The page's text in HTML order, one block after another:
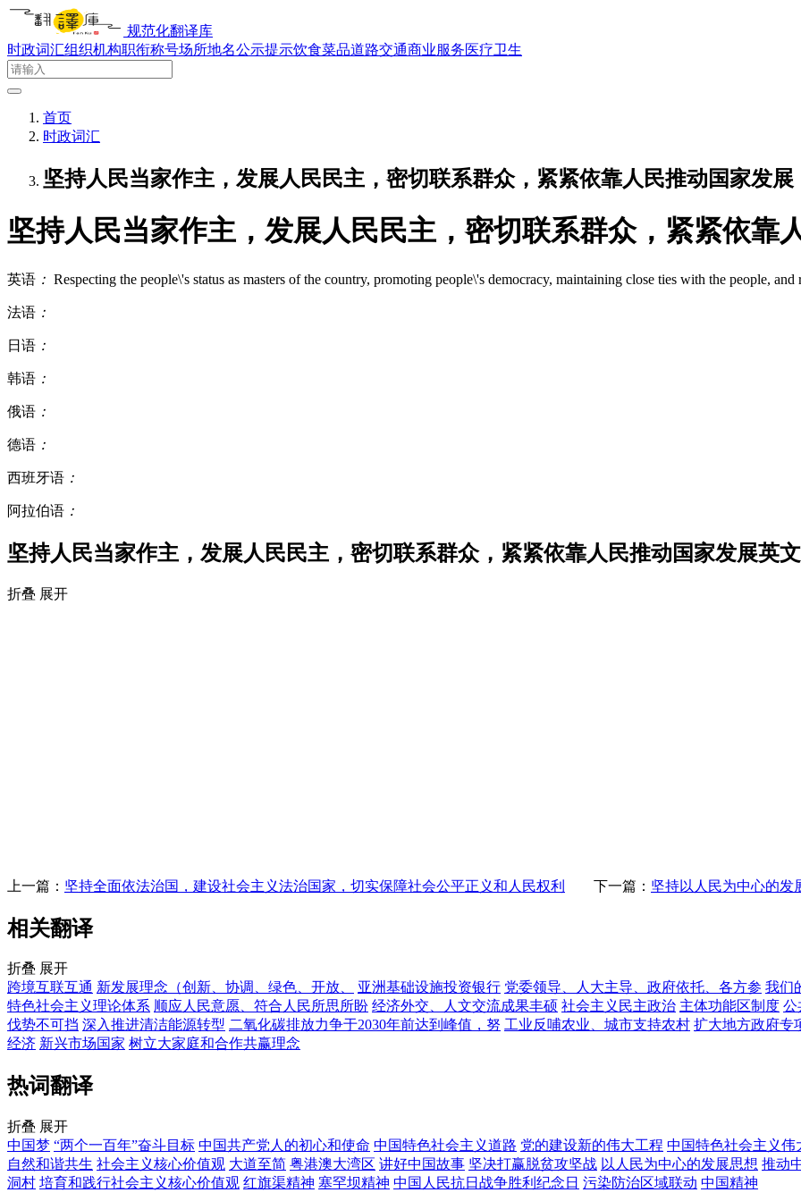
规范化翻译库
时政词汇组织机构职衔称号场所地名公示提示饮食菜品道路交通商业服务医疗卫生
首页
时政词汇
坚持人民当家作主，发展人民民主，密切联系群众，紧紧依靠人民推动国家发展
坚持人民当家作主，发展人民民主，密切联系群众，紧紧依靠
英语 ： Respecting the people\'s status as masters of the country, promoting people\'s democracy, maintaining close ties with the people,
法语 ：
日语 ：
韩语 ：
俄语 ：
德语 ：
西班牙语 ：
阿拉伯语 ：
坚持人民当家作主，发展人民民主，密切联系群众，紧紧依靠人民推动国家发展英
折叠 展开
上一篇： 坚持全面依法治国，建设社会主义法治国家，切实保障社会公平正义和人民权利 下一篇： 坚持以人民为中心的发
相关翻译
折叠 展开
跨境互联互通 新发展理念（创新、协调、绿色、开放、 亚洲基础设施投资银行 党委领导、人大主导、政府依托、各方参 我们
特色社会主义理论体系 顺应人民意愿、符合人民所思所盼 经济外交、人文交流成果丰硕 社会主义民主政治 主体功能区制度 公
伐势不可挡 深入推进清洁能源转型 二氧化碳排放力争于2030年前达到峰值，努 工业反哺农业、城市支持农村 扩大地方政府专
经济 新兴市场国家 树立大家庭和合作共赢理念
热词翻译
折叠 展开
中国梦 “两个一百年”奋斗目标 中国共产党人的初心和使命 中国特色社会主义道路 党的建设新的伟大工程 中国特色社会主义伟
自然和谐共生 社会主义核心价值观 大道至简 粤港澳大湾区 讲好中国故事 坚决打赢脱贫攻坚战 以人民为中心的发展思想 推动
洞村 培育和践行社会主义核心价值观 红旗渠精神 塞罕坝精神 中国人民抗日战争胜利纪念日 污染防治区域联动 中国精神